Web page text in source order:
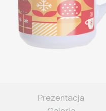
Prezentacja